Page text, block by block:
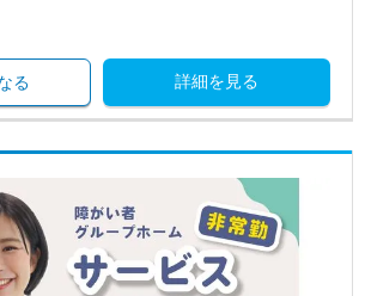
詳細を見る
る